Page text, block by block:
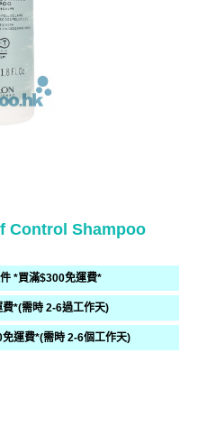
Control Shampoo
*買滿$300免運費*
*(需時 2-6過工作天)
運費*(需時 2-6個工作天)